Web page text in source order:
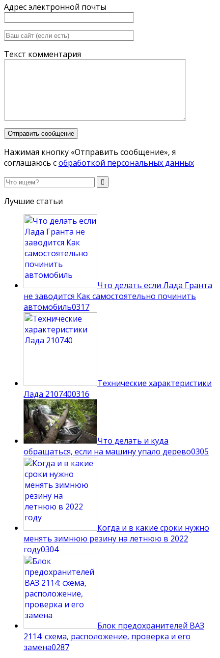
Адрес электронной почты
Текст комментария
Нажимая кнопку «Отправить сообщение», я
соглашаюсь собработкой персональных данных
Лучшие статьи
Что делать если Лада Гранта
не заводится Как самостоятельно починить
автомобиль0317
Технические характеристики
Лада 2107400316
Что делать и куда
обращаться, если на машину упало дерево0305
Когда и в какие сроки нужно
менять зимнюю резину на летнюю в 2022
году0304
Блок предохранителей ВАЗ
2114: схема, расположение, проверка и его
замена0287